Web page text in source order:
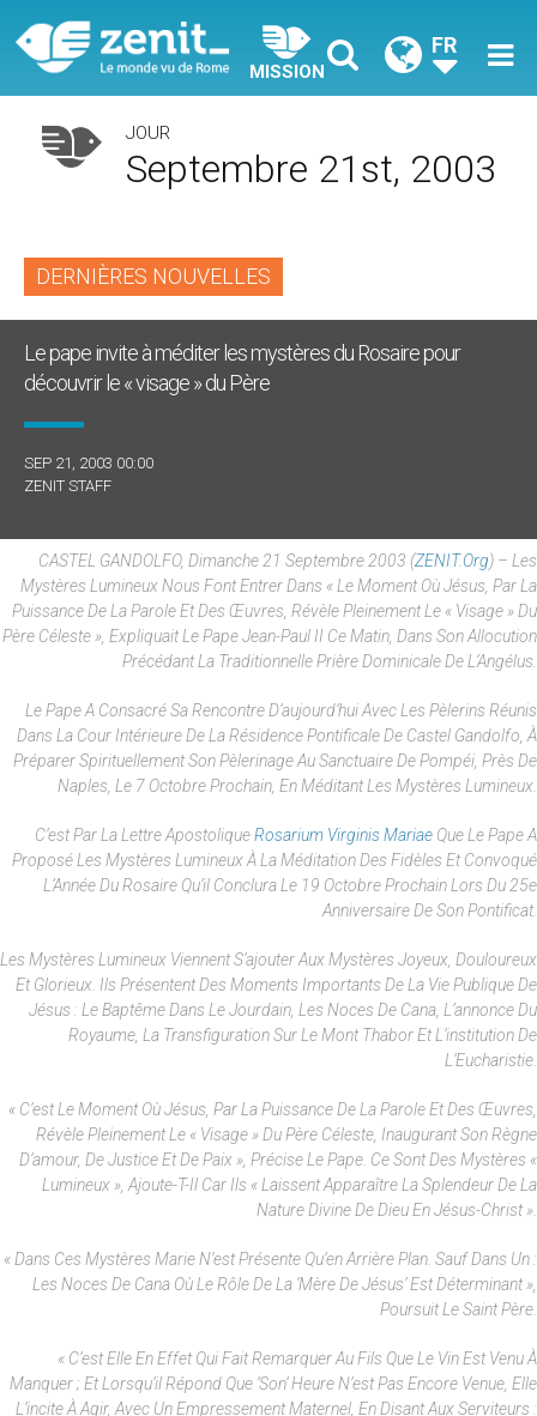
MISSION
FR
JOUR
Septembre 21st, 2003
DERNIÈRES NOUVELLES
Le pape invite à méditer les mystères du Rosaire pour
découvrir le « visage » du Père
SEP 21, 2003 00:00
ZENIT STAFF
CASTEL GANDOLFO, Dimanche 21 Septembre 2003 (ZENIT.org) – Les
Mystères Lumineux Nous Font Entrer Dans « Le Moment Où Jésus, Par La
Puissance De La Parole Et Des Œuvres, Révèle Pleinement Le « Visage » Du
Père Céleste », Expliquait Le Pape Jean-Paul II Ce Matin, Dans Son Allocution
Précédant La Traditionnelle Prière Dominicale De L’Angélus.
Le Pape A Consacré Sa Rencontre D’aujourd’hui Avec Les Pèlerins Réunis
Dans La Cour Intérieure De La Résidence Pontificale De Castel Gandolfo, À
Préparer Spirituellement Son Pèlerinage Au Sanctuaire De Pompéi, Près De
Naples, Le 7 Octobre Prochain, En Méditant Les Mystères Lumineux.
C’est Par La Lettre ApostoliqueRosarium Virginis Mariae Que Le Pape A
Proposé Les Mystères Lumineux À La Méditation Des Fidèles Et Convoqué
L’Année Du Rosaire Qu’il Conclura Le 19 Octobre Prochain Lors Du 25e
Anniversaire De Son Pontificat.
Les Mystères Lumineux Viennent S’ajouter Aux Mystères Joyeux, Douloureux
Et Glorieux. Ils Présentent Des Moments Importants De La Vie Publique De
Jésus : Le Baptême Dans Le Jourdain, Les Noces De Cana, L’annonce Du
Royaume, La Transfiguration Sur Le Mont Thabor Et L’institution De
L’Eucharistie.
« C’est Le Moment Où Jésus, Par La Puissance De La Parole Et Des Œuvres,
Révèle Pleinement Le « Visage » Du Père Céleste, Inaugurant Son Règne
D’amour, De Justice Et De Paix », Précise Le Pape. Ce Sont Des Mystères «
Lumineux », Ajoute-T-Il Car Ils « Laissent Apparaître La Splendeur De La
Nature Divine De Dieu En Jésus-Christ ».
« Dans Ces Mystères Marie N’est Présente Qu’en Arrière Plan. Sauf Dans Un :
Les Noces De Cana Où Le Rôle De La ‘Mère De Jésus’ Est Déterminant »,
Poursuit Le Saint Père.
« C’est Elle En Effet Qui Fait Remarquer Au Fils Que Le Vin Est Venu À
Manquer ; Et Lorsqu’il Répond Que ‘son’ Heure N’est Pas Encore Venue, Elle
L’incite À Agir, Avec Un Empressement Maternel, En Disant Aux Serviteurs :